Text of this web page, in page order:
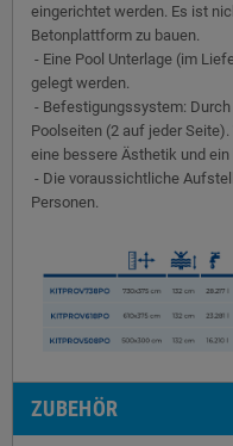
eingerichtet werden. Es ist
Betonplattform zu bauen.
- Eine Pool Unterlage (im
gelegt werden.
- Befestigungssystem:
Poolseiten (2 auf jeder
eine bessere Ästhetik und
- Die voraussichtliche
Personen.
ZUBEHÖR